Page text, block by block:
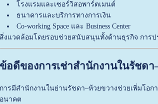
โรงแรมและเซอร์วิสอพาร์ตเมนต์
ธนาคารและบริการทางการเงิน
Co-working Space และ Business Center
สิ่งแวดล้อมโดยรอบช่วยสนับสนุนทั้งด้านธุรกิจ การ
ข้อดีของการเช่าสำนักงานในรัชดา
การมีสำนักงานในย่านรัชดา–ห้วยขวางช่วยเพิ่มโอ
อนาคต